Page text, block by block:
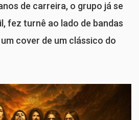
de carreira, o grupo já se
fez turnê ao lado de bandas
cover de um clássico do